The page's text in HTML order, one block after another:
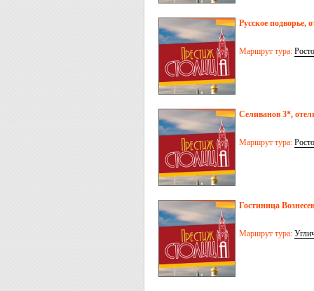
Русское подворье,
Маршрут тура:
Селиванов 3*,
Маршрут тура:
Гостиница
Маршрут тура: